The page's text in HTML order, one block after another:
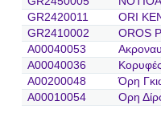
GR2420011
ORI
GR2410002
OROS
A00040053
A00040036
A00200048
Όρη
A00010054
Ορη